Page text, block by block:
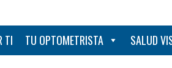
TI TU OPTOMETRISTA SALUD